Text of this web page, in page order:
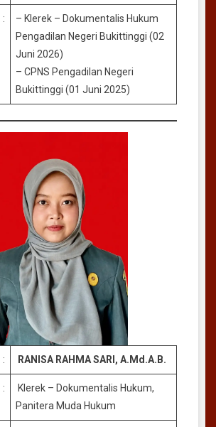
:
– Klerek – Dokumentalis Hukum
Pengadilan Negeri Bukittinggi (02
Juni 2026)
– CPNS Pengadilan Negeri
Bukittinggi (01 Juni 2025)
: RANISA RAHMA SARI, A.Md.A.B.
:
Klerek – Dokumentalis Hukum,
Panitera Muda Hukum